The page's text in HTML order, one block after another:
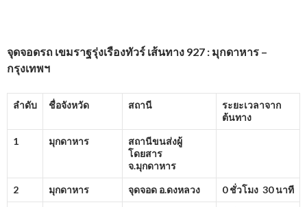
จุดจอดรถ เขมราฐรุ่งเรืองทัวร์ เส้นทาง 927 : มุกดาหาร –
กรุงเทพฯ
ลำดับ ชื่อจังหวัด สถานี
ระยะเวลาจาก
ต้นทาง
1 มุกดาหาร
สถานีขนส่งผู้
โดยสาร
จ.มุกดาหาร
2 มุกดาหาร จุดจอด อ.ดงหลวง 0 ชั่วโมง 30 นาที